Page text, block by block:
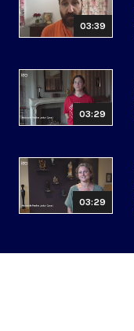
03:39
03:29
03:29